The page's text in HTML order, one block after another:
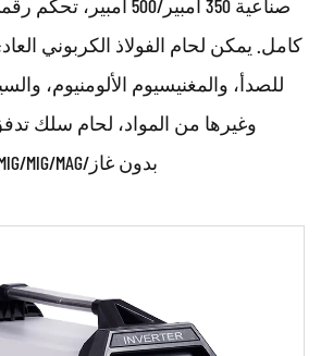
الخصائص التقنية: • وحدة
كامل. يمكن لحام الفولاذ الكربوني
للصدأ، والمغنيسيوم الألومنيوم،
وغيرها من المواد، لحام سلك
MIG/MIG/MAG/بدون غاز